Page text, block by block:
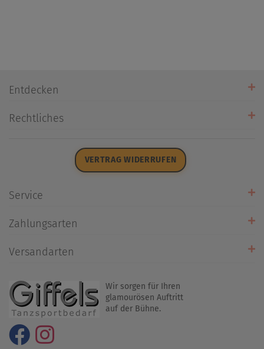
Entdecken
Öffnungszeiten
Rechtliches
VERTRAG WIDERRUFEN
Service
Rückrufservice
Umtausch/Rücksendung
Zahlungsarten
Versandarten
Wir sorgen für Ihren
glamourösen Auftritt
auf der Bühne.